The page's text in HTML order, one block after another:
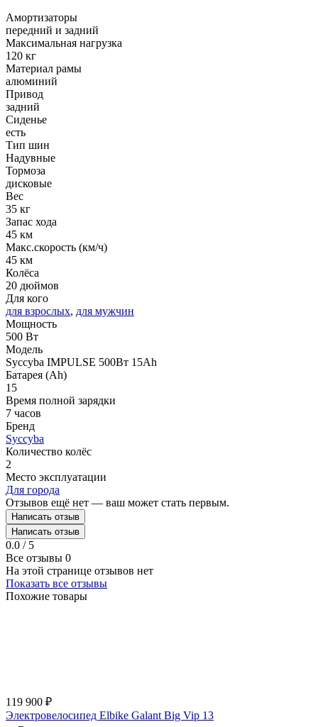
Амортизаторы
передний и задний
Максимальная нагрузка
120 кг
Материал рамы
алюминий
Привод
задний
Сиденье
есть
Тип шин
Надувные
Тормоза
дисковые
Вес
35 кг
Запас хода
45 км
Макс.скорость (км/ч)
45 км
Колёса
20 дюймов
Для кого
для взрослых, для мужчин
Мощность
500 Вт
Модель
Syccyba IMPULSE 500Вт 15Ah
Батарея (Ah)
15
Время полной зарядки
7 часов
Бренд
Syccyba
Количество колёс
2
Место эксплуатации
Для города
Отзывов ещё нет — ваш может стать первым.
Написать отзыв
Написать отзыв
0.0 / 5
Все отзывы 0
На этой странице отзывов нет
Показать все отзывы
Похожие товары
119 900 ₽
Электровелосипед Elbike Galant Big Vip 13